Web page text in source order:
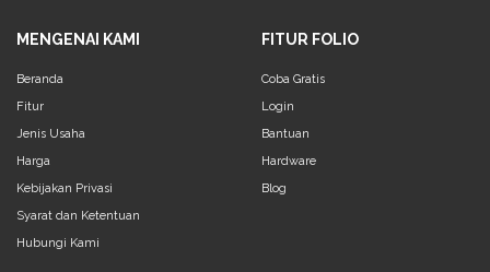
MENGENAI KAMI
Beranda
Fitur
Jenis Usaha
Harga
Kebijakan Privasi
Syarat dan Ketentuan
Hubungi Kami
FITUR FOLIO
Coba Gratis
Login
Bantuan
Hardware
Blog